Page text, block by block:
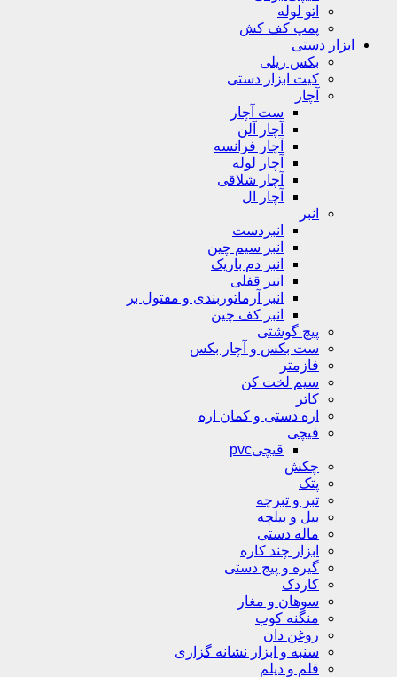
اتو لوله
پمپ کف کش
ابزار دستی
بکس ریلی
کیت ابزار دستی
آچار
ست آچار
آچار آلن
آچار فرانسه
آچار لوله
آچار شلاقی
آچار ال
انبر
انبردست
انبر سیم چین
انبر دم باریک
انبر قفلی
انبر آرماتوربندی و مفتول بر
انبر کف چین
پیچ گوشتی
ست بکس و آچار بکس
فازمتر
سیم لخت کن
کاتر
اره دستی و کمان اره
قیچی
قیچیpvc
چکش
پتک
تبر و تبرچه
بیل و بیلچه
ماله دستی
ابزار چند کاره
گیره و پیج دستی
کاردک
سوهان و مغار
منگنه کوب
روغن دان
سنبه و ابزار نشانه گزاری
قلم و دیلم